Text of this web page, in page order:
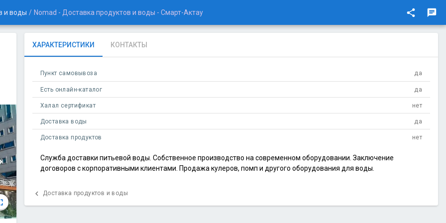
и воды / Nomad - Доставка продуктов и воды - Смарт-Актау share chat
ХАРАКТЕРИСТИКИ КОНТАКТЫ
Пункт самовывоза да
Есть онлайн-каталог да
Халал сертификат нет
Доставка воды да
Доставка продуктов нет
Служба доставки питьевой воды. Собственное производство на современном оборудовании. Заключение
договоров с корпоративными клиентами. Продажа кулеров, помп и другого оборудования для воды.
chevron_left Доставка продуктов и воды